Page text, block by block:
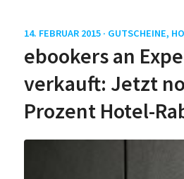
14. FEBRUAR 2015 · GUTSCHEINE,
ebookers an
verkauft: Jetzt
Prozent Hotel-